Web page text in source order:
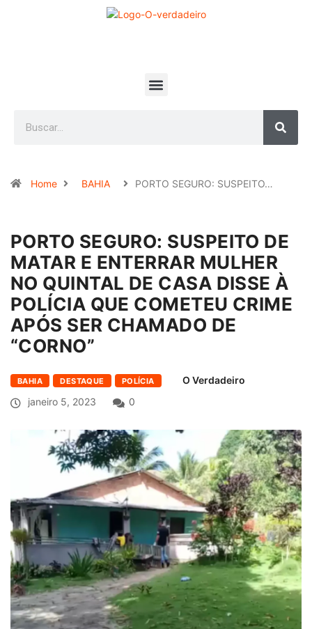
Home BAHIA PORTO SEGURO: SUSPEITO…
PORTO SEGURO: SUSPEITO DE
MATAR E ENTERRAR MULHER
NO QUINTAL DE CASA DISSE À
POLÍCIA QUE COMETEU CRIME
APÓS SER CHAMADO DE
“CORNO”
BAHIA DESTAQUE POLÍCIA
O Verdadeiro
janeiro 5, 2023
0